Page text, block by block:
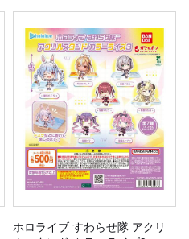
ホロライブ すわらせ隊 アクリ